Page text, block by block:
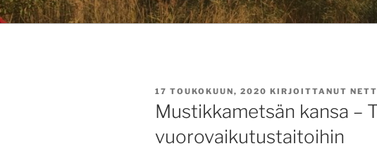
JULKAISTU
17 TOUKOKUUN, 2020 KIRJOITTANUT
Mustikkametsän kansa –
vuorovaikutustaitoihin